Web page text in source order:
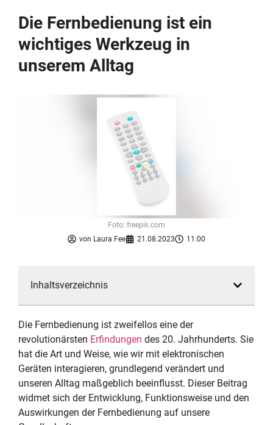
Die Fernbedienung ist ein
wichtiges Werkzeug in
unserem Alltag
von Laura Fee 21.08.2023 11:00
Foto: freepik.com
Inhaltsverzeichnis
Die Fernbedienung ist zweifellos eine der
revolutionärsten Erfindungen des 20. Jahrhunderts. Sie
hat die Art und Weise, wie wir mit elektronischen
Geräten interagieren, grundlegend verändert und
unseren Alltag maßgeblich beeinflusst. Dieser Beitrag
widmet sich der Entwicklung, Funktionsweise und den
Auswirkungen der Fernbedienung auf unsere